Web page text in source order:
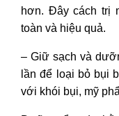
hơn. Đây cách trị
toàn và hiệu quả.
– Giữ sạch và
lần để loại bỏ bụi
với khói bụi, mỹ